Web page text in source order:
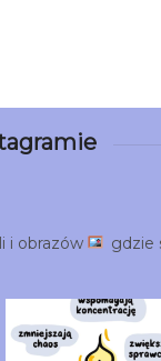
i obrazów gdzie